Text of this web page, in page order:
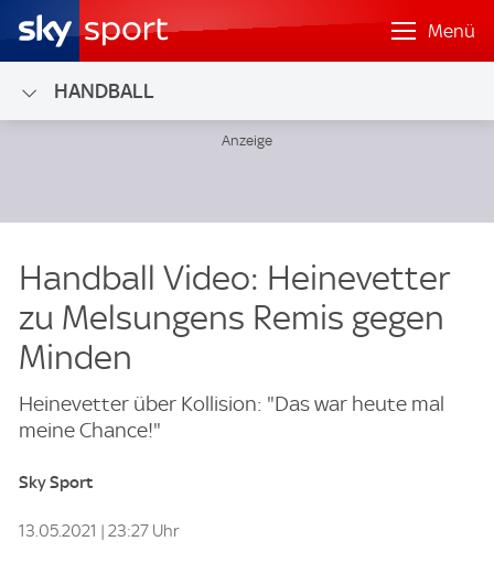
Menü
HANDBALL
Handball Video: Heinevetter
zu Melsungens Remis gegen
Minden
Heinevetter über Kollision: "Das war heute mal
meine Chance!"
Sky Sport
13.05.2021 | 23:27 Uhr